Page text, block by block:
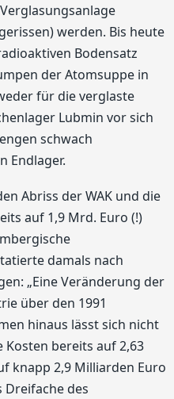
werden. Bis heute
Bodensatz
der Atomsuppe in
für die verglaste
Lubmin vor sich
schwach
Endlager.
Abriss der WAK und die
auf 1,9 Mrd. Euro (!)
damals nach
„Eine Veränderung der
über den 1991
hinaus lässt sich nicht
Kosten bereits auf 2,63
knapp 2,9 Milliarden Euro
Dreifache des